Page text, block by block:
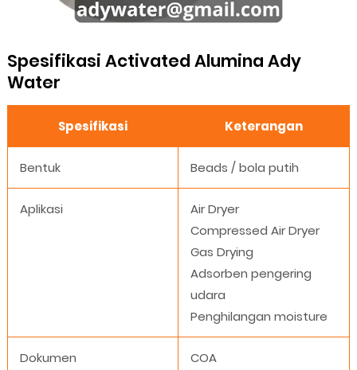
Spesifikasi Activated Alumina Ady
Water
Spesifikasi Keterangan
Bentuk Beads / bola putih
Aplikasi
Air Dryer
Compressed Air Dryer
Gas Drying
Adsorben pengering
udara
Penghilangan moisture
Dokumen
COA